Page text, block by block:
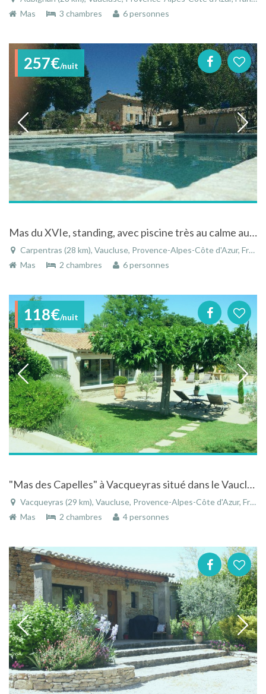
Mas
3 chambres 6 personnes
257€/nuit
Mas du XVIe, standing, avec piscine très au calme aux alentours de carpentras
Carpentras (28 km), Vaucluse, Provence-Alpes-Côte d'Azur, France
Mas
2 chambres 6 personnes
118€/nuit
"Mas des Capelles" à Vacqueyras situé dans le Vaucluse en campagne au milieu des vignes avec piscine privée
Vacqueyras (29 km), Vaucluse, Provence-Alpes-Côte d'Azur, France
Mas
2 chambres 4 personnes